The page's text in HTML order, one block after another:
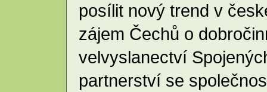
posílit nový trend v
zájem Čechů o
velvyslanectví
partnerství se